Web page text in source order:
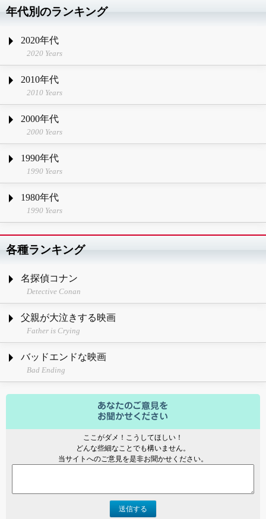
年代別のランキング
2020年代
2020 Years
2010年代
2010 Years
2000年代
2000 Years
1990年代
1990 Years
1980年代
1990 Years
各種ランキング
名探偵コナン
Detective Conan
父親が大泣きする映画
Father is Crying
バッドエンドな映画
Bad Ending
ここがダメ！こうしてほしい！
どんな些細なことでも構いません。
当サイトへのご意見を是非お聞かせください。
送信する